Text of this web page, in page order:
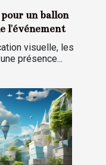
un ballon
l'événement
visuelle, les
présence...